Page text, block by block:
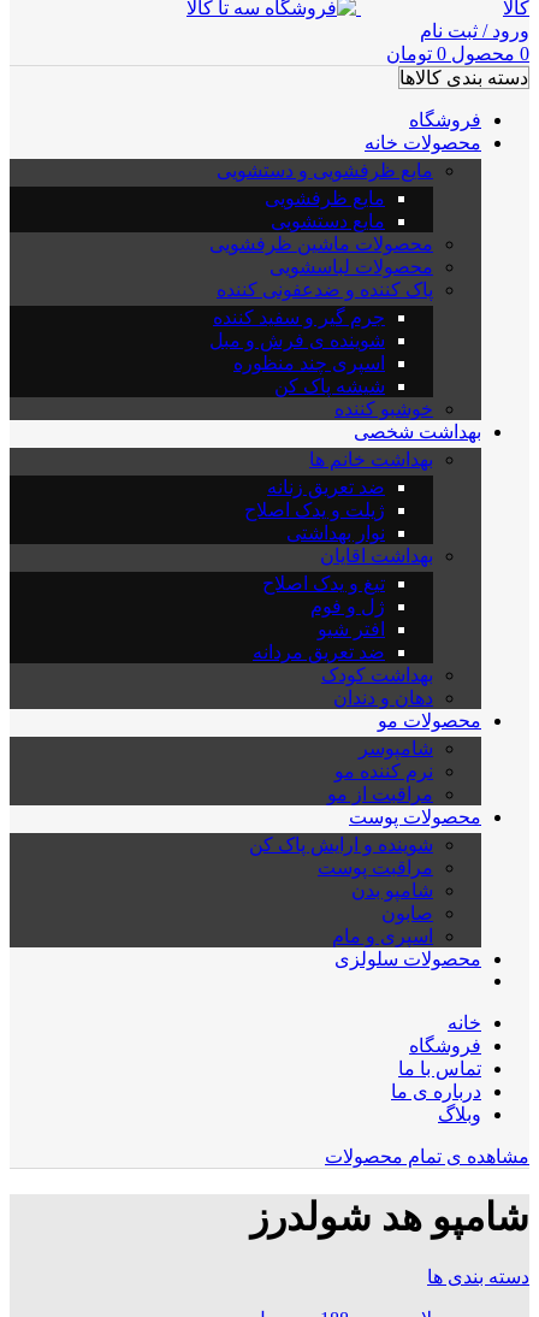
ورود / ثبت نام
0 محصول 0 تومان
دسته بندی کالاها
فروشگاه
محصولات خانه
مایع ظرفشویی و دستشویی
مایع ظرفشویی
مایع دستشویی
محصولات ماشین ظرفشویی
محصولات لباسشویی
پاک کننده و ضدعفونی کننده
جرم گیر و سفید کننده
شوینده ی فرش و مبل
اسپری چند منظوره
شیشه پاک کن
خوشبو کننده
بهداشت شخصی
بهداشت خانم ها
ضد تعریق زنانه
ژیلت و یدک اصلاح
نوار بهداشتی
بهداشت اقایان
تیغ و یدک اصلاح
ژل و فوم
افتر شیو
ضد تعریق مردانه
بهداشت کودک
دهان و دندان
محصولات مو
شامپوسر
نرم کننده مو
مراقبت از مو
محصولات پوست
شوینده و ارایش پاک کن
مراقبت پوست
شامپو بدن
صابون
اسپری و مام
محصولات سلولزی
خانه
فروشگاه
تماس با ما
درباره ی ما
وبلاگ
مشاهده ی تمام محصولات
شامپو هد شولدرز
دسته بندی ها